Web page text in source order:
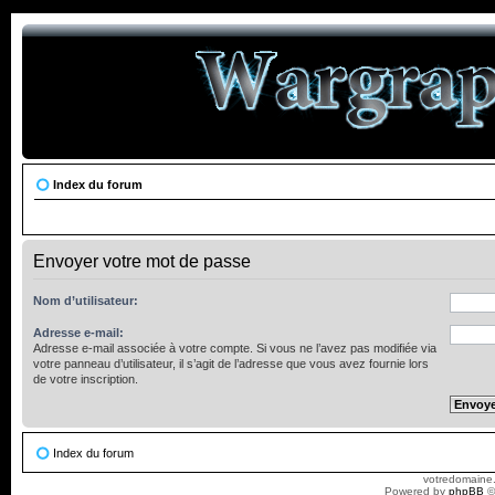
Index du forum
Envoyer votre mot de passe
Nom d’utilisateur:
Adresse e-mail:
Adresse e-mail associée à votre compte. Si vous ne l’avez pas modifiée via
votre panneau d’utilisateur, il s’agit de l’adresse que vous avez fournie lors
de votre inscription.
Index du forum
Powered by phpBB